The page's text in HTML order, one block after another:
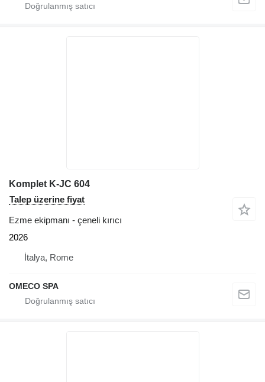
Komplet K-JC 604
Talep üzerine fiyat
Ezme ekipmanı - çeneli kırıcı
2026
İtalya, Rome
OMECO SPA